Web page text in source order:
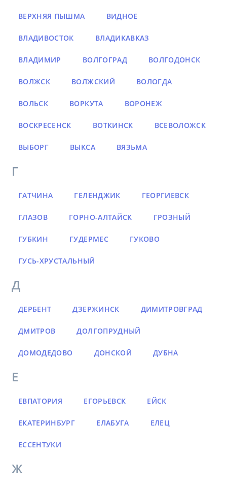
ВЕРХНЯЯ ПЫШМА ВИДНОЕ
ВЛАДИВОСТОК ВЛАДИКАВКАЗ
ВЛАДИМИР ВОЛГОГРАД ВОЛГОДОНСК
ВОЛЖСК ВОЛЖСКИЙ ВОЛОГДА
ВОЛЬСК ВОРКУТА ВОРОНЕЖ
ВОСКРЕСЕНСК ВОТКИНСК ВСЕВОЛОЖСК
ВЫБОРГ ВЫКСА ВЯЗЬМА
Г
ГАТЧИНА ГЕЛЕНДЖИК ГЕОРГИЕВСК
ГЛАЗОВ ГОРНО-АЛТАЙСК ГРОЗНЫЙ
ГУБКИН ГУДЕРМЕС ГУКОВО
ГУСЬ-ХРУСТАЛЬНЫЙ
Д
ДЕРБЕНТ ДЗЕРЖИНСК ДИМИТРОВГРАД
ДМИТРОВ ДОЛГОПРУДНЫЙ
ДОМОДЕДОВО ДОНСКОЙ ДУБНА
Е
ЕВПАТОРИЯ ЕГОРЬЕВСК ЕЙСК
ЕКАТЕРИНБУРГ ЕЛАБУГА ЕЛЕЦ
ЕССЕНТУКИ
Ж